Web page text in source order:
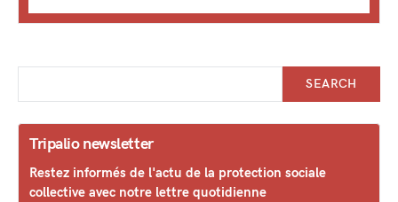
SEARCH
Tripalio newsletter
Restez informés de l'actu de la protection sociale
collective avec notre lettre quotidienne